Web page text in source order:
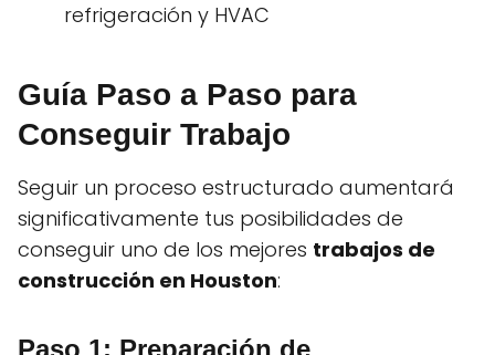
refrigeración y HVAC
Guía Paso a Paso para
Conseguir Trabajo
Seguir un proceso estructurado aumentará
significativamente tus posibilidades de
conseguir uno de los mejores trabajos de
construcción en Houston:
Paso 1: Preparación de